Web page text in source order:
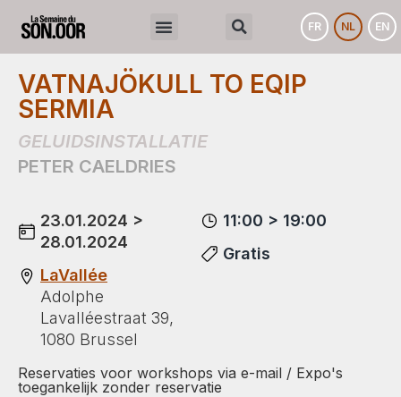
FR NL EN
VATNAJÖKULL TO EQIP
SERMIA
GELUIDSINSTALLATIE
PETER CAELDRIES
23.01.2024 >
28.01.2024
LaVallée
Adolphe
Lavalléestraat 39,
1080 Brussel
11:00 > 19:00
Gratis
Reservaties voor workshops via e-mail / Expo's
toegankelijk zonder reservatie